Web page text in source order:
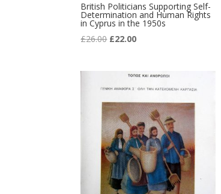
British Politicians Supporting Self-
Determination and Human Rights
in Cyprus in the 1950s
£26.00 Original
£26.00.
£22.00Current
£22.00.